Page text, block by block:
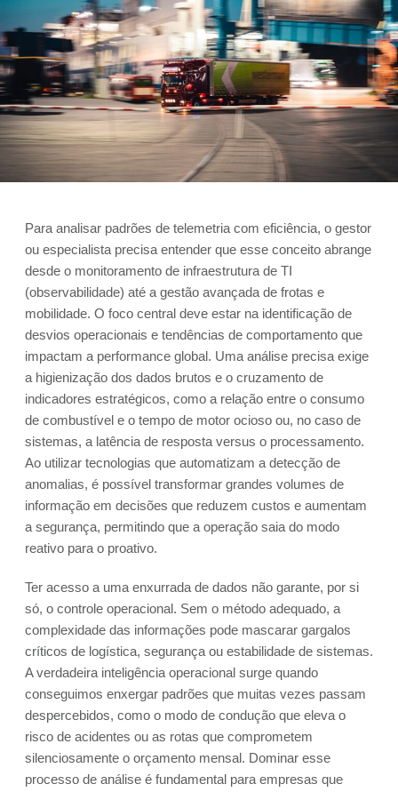
Para analisar padrões de telemetria com eficiência, o gestor
ou especialista precisa entender que esse conceito abrange
desde o monitoramento de infraestrutura de TI
(observabilidade) até a gestão avançada de frotas e
mobilidade. O foco central deve estar na identificação de
desvios operacionais e tendências de comportamento que
impactam a performance global. Uma análise precisa exige
a higienização dos dados brutos e o cruzamento de
indicadores estratégicos, como a relação entre o consumo
de combustível e o tempo de motor ocioso ou, no caso de
sistemas, a latência de resposta versus o processamento.
Ao utilizar tecnologias que automatizam a detecção de
anomalias, é possível transformar grandes volumes de
informação em decisões que reduzem custos e aumentam
a segurança, permitindo que a operação saia do modo
reativo para o proativo.
Ter acesso a uma enxurrada de dados não garante, por si
só, o controle operacional. Sem o método adequado, a
complexidade das informações pode mascarar gargalos
críticos de logística, segurança ou estabilidade de sistemas.
A verdadeira inteligência operacional surge quando
conseguimos enxergar padrões que muitas vezes passam
despercebidos, como o modo de condução que eleva o
risco de acidentes ou as rotas que comprometem
silenciosamente o orçamento mensal. Dominar esse
processo de análise é fundamental para empresas que